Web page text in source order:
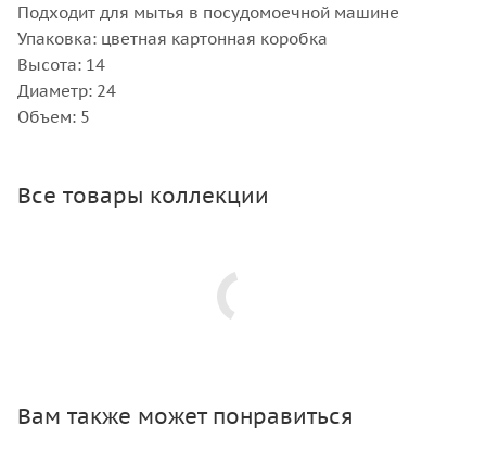
Подходит для мытья в посудомоечной машине
Упаковка: цветная картонная коробка
Высота: 14
Диаметр: 24
Объем: 5
Все товары коллекции
Вам также может понравиться